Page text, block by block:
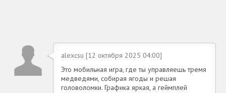
alexcsu [12 октября 2025 04:00]
Это мобильная игра, где ты управляешь тремя
медведями, собирая ягоды и решая
головоломки. Графика яркая, а геймплей